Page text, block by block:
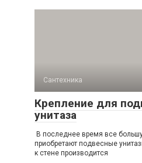
Сантехника
Крепление для
унитаза
В последнее время все
приобретают подвесные
к стене производится